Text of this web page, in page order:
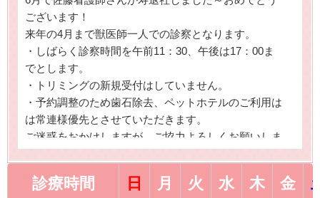
ございます！
来年の4月まで獣医師一人での診察となります。
・しばらく診察時間を午前11：30、午後は17：00ま
でとします。
・トリミングの新規受付はしていません。
・予約調整のため歯石除去、ペットホテルのご利用は
は常連様優先とさせていただきます。
ご迷惑をおかけしますが、ご協力よろしくお願いしま
7～8月の休診日
診療時間 日 月 火 水 木 金